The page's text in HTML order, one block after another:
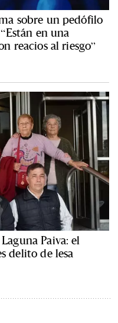
sobre un pedófilo
en una
reacios al riesgo”
Paiva: el
delito de lesa